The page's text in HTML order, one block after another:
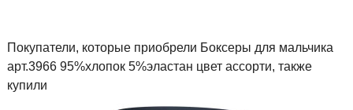
Покупатели, которые приобрели Боксеры для мальчика
арт.3966 95%хлопок 5%эластан цвет ассорти, также
купили